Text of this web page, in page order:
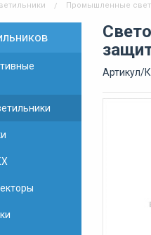
Промышленные
Артикул/